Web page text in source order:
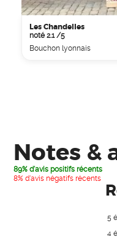
Les Chandelles
noté 2.1 /5
Bouchon lyonnais
Notes &
89% d'avis positifs récents
8% d'avis négatifs récents
5
4